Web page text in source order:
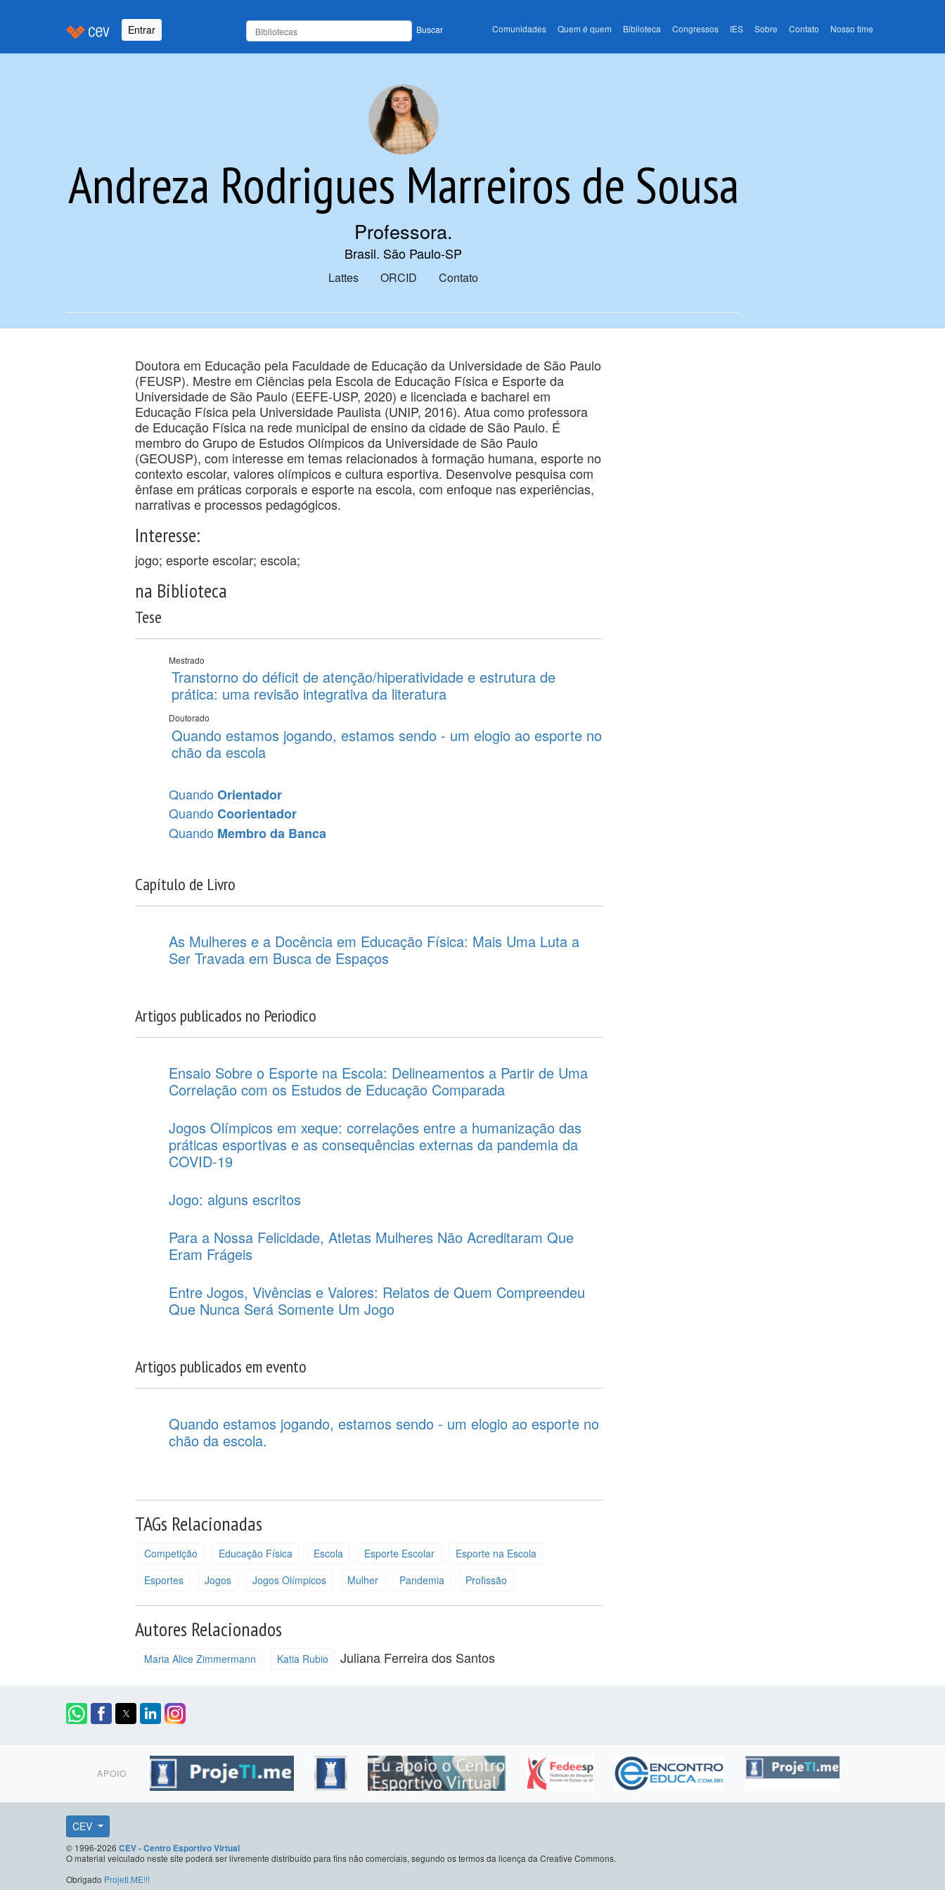
Entrar Buscar Comunidades Quem é quem Biblioteca Congressos IES Sobre Contato Nosso time
Andreza Rodrigues Marreiros de Sousa
Professora.
Brasil. São Paulo-SP
Lattes ORCID Contato
Doutora em Educação pela Faculdade de Educação da Universidade de São Paulo
(FEUSP). Mestre em Ciências pela Escola de Educação Física e Esporte da
Universidade de São Paulo (EEFE-USP, 2020) e licenciada e bacharel em
Educação Física pela Universidade Paulista (UNIP, 2016). Atua como professora
de Educação Física na rede municipal de ensino da cidade de São Paulo. É
membro do Grupo de Estudos Olímpicos da Universidade de São Paulo
(GEOUSP), com interesse em temas relacionados à formação humana, esporte no
contexto escolar, valores olímpicos e cultura esportiva. Desenvolve pesquisa com
ênfase em práticas corporais e esporte na escola, com enfoque nas experiências,
narrativas e processos pedagógicos.
Interesse:
jogo; esporte escolar; escola;
na Biblioteca
Tese
Mestrado
Transtorno do déficit de atenção/hiperatividade e estrutura de
prática: uma revisão integrativa da literatura
Doutorado
Quando estamos jogando, estamos sendo - um elogio ao esporte no
chão da escola
QuandoOrientador
QuandoCoorientador
Quando Membro da Banca
Capítulo de Livro
As Mulheres e a Docência em Educação Física: Mais Uma Luta a
Ser Travada em Busca de Espaços
Artigos publicados no Periodico
Ensaio Sobre o Esporte na Escola: Delineamentos a Partir de Uma
Correlação com os Estudos de Educação Comparada
Jogos Olímpicos em xeque: correlações entre a humanização das
práticas esportivas e as consequências externas da pandemia da
COVID-19
Jogo: alguns escritos
Para a Nossa Felicidade, Atletas Mulheres Não Acreditaram Que
Eram Frágeis
Entre Jogos, Vivências e Valores: Relatos de Quem Compreendeu
Que Nunca Será Somente Um Jogo
Artigos publicados em evento
Quando estamos jogando, estamos sendo - um elogio ao esporte no
chão da escola.
TAGs Relacionadas
Competição Educação Física Escola Esporte Escolar
Esporte na Escola
Esportes
Jogos Jogos Olímpicos Mulher Pandemia Profissão
Autores Relacionados
Maria Alice Zimmermann Katia Rubio Juliana Ferreira dos Santos
APOIO
CEV
© 1996-2026 CEV - Centro Esportivo Virtual
O material veiculado neste site poderá ser livremente distribuído para fins não comerciais, segundo os termos da licença da Creative Commons.
Obrigado Projeti.ME!!!